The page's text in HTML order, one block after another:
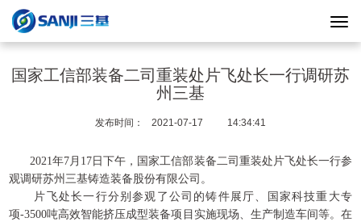
国家工信部装备二司重装处片飞处长一行调研苏
州三基
发布时间： 2021-07-17 14:34:41
2021年7月17日下午，国家工信部装备二司重装处片飞处长一行参
观调研苏州三基铸造装备股份有限公司。
片飞处长一行分别参观了公司的铸件展厅、国家科技重大专
项-3500吨高效智能挤压成型装备项目实施现场、生产制造车间等。在